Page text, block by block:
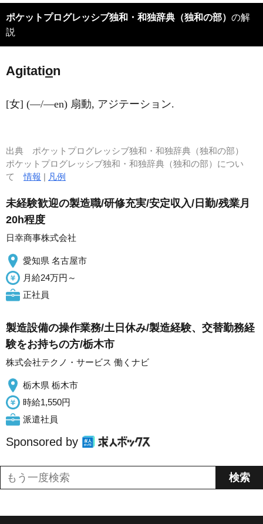
ポケットプログレッシブ独和・和独辞典（独和の部） の解
説
Agitation
[女] (―/―en) 扇動, アジテーション.
出典 ポケットプログレッシブ独和・和独辞典（独和の部）
ポケットプログレッシブ独和・和独辞典（独和の部）につい
て情報 | 凡例
未経験歓迎の製造職/研修充実/安定収入/日勤/残業月
20h程度
日幸商事株式会社
愛知県 名古屋市
月給24万円～
正社員
製造設備の操作業務/土日休み/製造経験、交替勤務経
験をお持ちの方/栃木市
株式会社テクノ・サービス 働くナビ
栃木県 栃木市
時給1,550円
派遣社員
Sponsored by